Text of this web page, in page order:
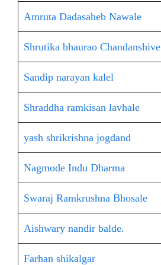
Amruta Dadasaheb Nawale
Shrutika bhaurao Chandanshive
Sandip narayan kalel
Shraddha ramkisan lavhale
yash shrikrishna jogdand
Nagmode Indu Dharma
Swaraj Ramkrushna Bhosale
Aishwary nandir balde.
Farhan shikalgar